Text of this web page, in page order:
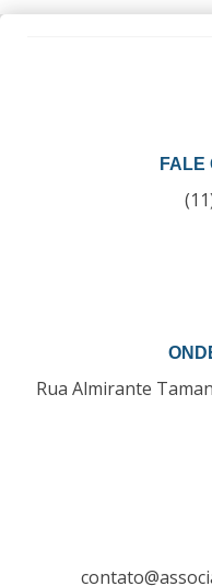
FALE
Rua Almirante